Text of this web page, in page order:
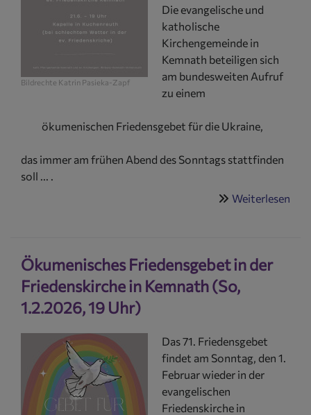
Bildrechte Katrin Pasieka-Zapf
Die evangelische und
katholische
Kirchengemeinde in
Kemnath beteiligen sich
am bundesweiten Aufruf
zu einem
ökumenischen Friedensgebet für die Ukraine,
das immer am frühen Abend des Sonntags stattfinden
soll ... .
Weiterlesen
Ökumenisches Friedensgebet in der
Friedenskirche in Kemnath (So,
1.2.2026, 19 Uhr)
Das 71. Friedensgebet
findet am Sonntag, den 1.
Februar wieder in der
evangelischen
Friedenskirche in